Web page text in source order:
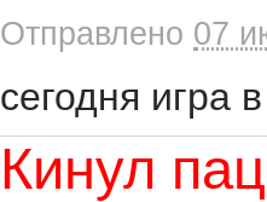
Отправлено 07
сегодня игра
Кинул